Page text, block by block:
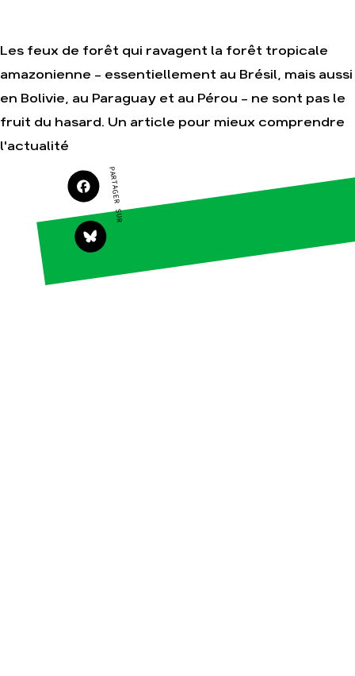
Agir
Faire un don
S'engager sur le
Agir au quotidien
Soutenir les
campagnes
Transmettre tout
ou partie de son
Télécharger
thématiques
Agriculture
Forêts
Les feux de forêt qui ravagent la forêt tropicale
amazonienne - essentiellement au Brésil, mais aussi
en Bolivie, au Paraguay et au Pérou - ne sont pas le
fruit du hasard. Un article pour mieux comprendre
l'actualité
PARTAGER SUR